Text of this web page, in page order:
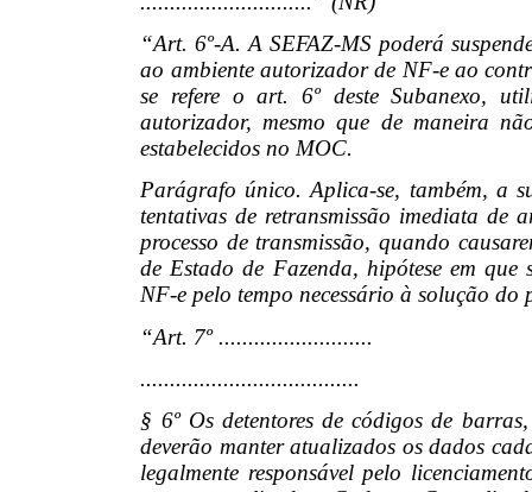
“Art. 6º-A. A SEFAZ-MS poderá
ao ambiente autorizador de NF-e ao
se refere o art. 6º deste Subanexo,
autorizador, mesmo que de maneira
estabelecidos no MOC.
Parágrafo único. Aplica-se, também, a
tentativas de retransmissão imediata de
processo de transmissão, quando
de Estado de Fazenda, hipótese em que
NF-e pelo tempo necessário à solução
“Art. 7º ..........................
.....................................
§ 6º Os detentores de códigos de
deverão manter atualizados os dados
legalmente responsável pelo